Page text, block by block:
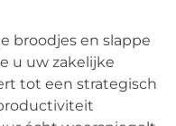
broodjes en slappe
u uw zakelijke
tot een strategisch